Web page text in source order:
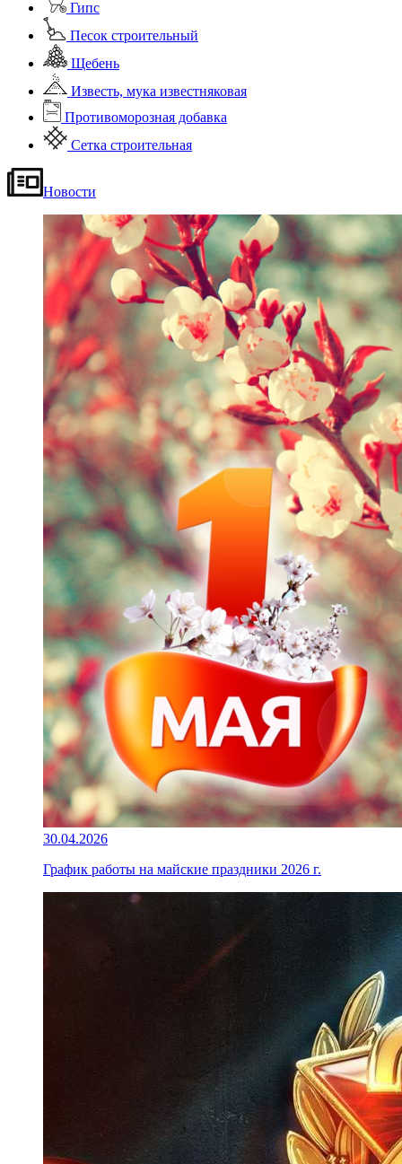
Гипс
Песок строительный
Щебень
Известь, мука известняковая
Противоморозная добавка
Сетка строительная
Новости
30.04.2026
График работы на майские праздники 2026 г.